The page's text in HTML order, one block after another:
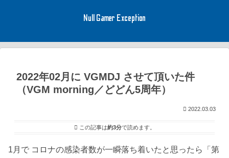
Null Gamer Exception
2022年02月に VGMDJ させて頂いた件
（VGM morning／どどん5周年）
2022.03.03
この記事は約3分で読めます。
1月で コロナの感染者数が一瞬落ち着いたと思ったら「第